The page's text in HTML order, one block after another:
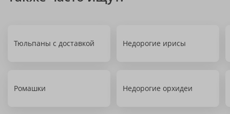
Тюльпаны с доставкой Недорогие ирисы
Ромашки Недорогие орхидеи